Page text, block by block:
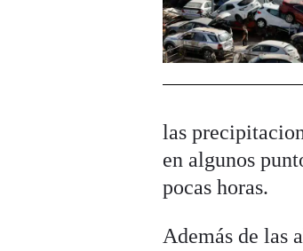
las
en algunos
pocas horas.
Además de las